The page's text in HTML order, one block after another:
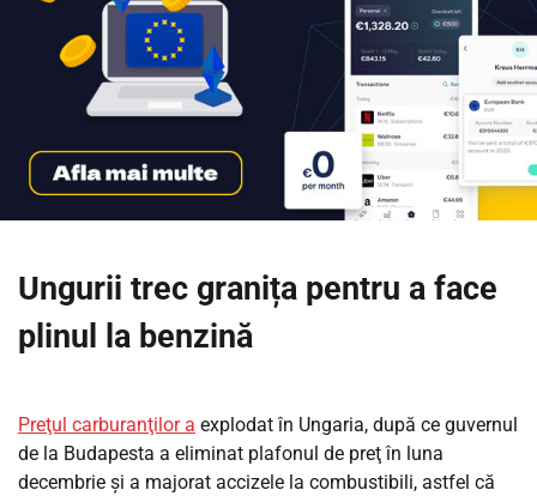
Ungurii trec granița pentru a face
plinul la benzină
Preţul carburanţilor a explodat în Ungaria, după ce guvernul
de la Budapesta a eliminat plafonul de preţ în luna
decembrie şi a majorat accizele la combustibili, astfel că